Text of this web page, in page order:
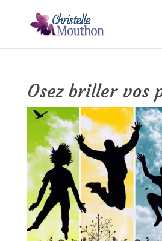
Osez briller vos